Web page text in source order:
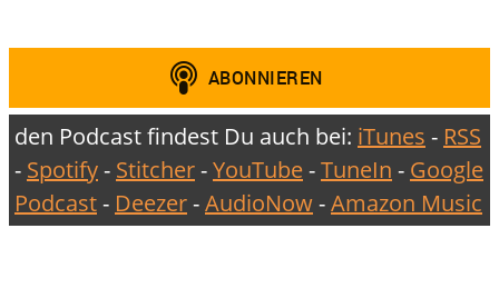
den Podcast findest Du auch bei: iTunes - RSS
- Spotify- Stitcher-YouTube-TuneIn - Google
Podcast- Deezer-AudioNow-Amazon Music